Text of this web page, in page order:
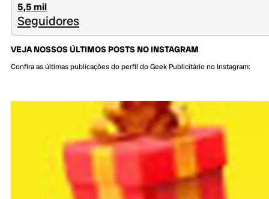
5,5 mil
Seguidores
VEJA NOSSOS ÚLTIMOS POSTS NO INSTAGRAM
Confira as últimas publicações do perfil do Geek Publicitário no Instagram: